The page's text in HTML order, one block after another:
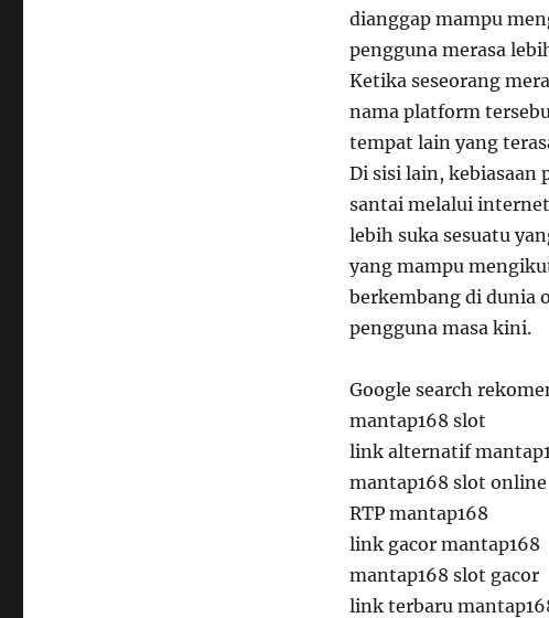
dianggap mampu
pengguna merasa
Ketika seseorang
nama platform
tempat lain yang
Di sisi lain, kebiasaan
santai melalui
lebih suka sesuatu
yang mampu
berkembang di dunia
pengguna masa kini.
Google search
mantap168 slot
link alternatif
mantap168 slot online
RTP mantap168
link gacor mantap168
mantap168 slot gacor
link terbaru